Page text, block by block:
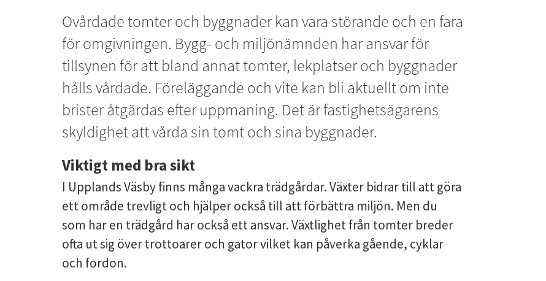
Ovårdade tomter och byggnader kan vara störande och en fara
för omgivningen. Bygg- och miljönämnden har ansvar för
tillsynen för att bland annat tomter, lekplatser och byggnader
hålls vårdade. Föreläggande och vite kan bli aktuellt om inte
brister åtgärdas efter uppmaning. Det är fastighetsägarens
skyldighet att vårda sin tomt och sina byggnader.
Viktigt med bra sikt
I Upplands Väsby finns många vackra trädgårdar. Växter bidrar till att göra
ett område trevligt och hjälper också till att förbättra miljön. Men du
som har en trädgård har också ett ansvar. Växtlighet från tomter breder
ofta ut sig över trottoarer och gator vilket kan påverka gående, cyklar
och fordon.